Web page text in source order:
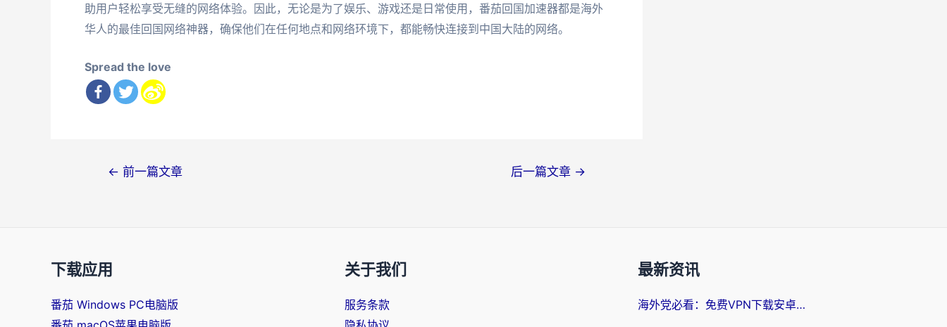
助用户轻松享受无缝的网络体验。因此，无论是为了娱乐、游戏还是日常使用，番茄回国加速器都是海外
华人的最佳回国网络神器，确保他们在任何地点和网络环境下，都能畅快连接到中国大陆的网络。
Spread the love
← 前一篇文章 后一篇文章 →
下载应用
番茄 Windows PC电脑版
关于我们
服务条款
最新资讯
海外党必看：免费VPN下载安卓+3步选对国外到国内加速器，无缝刷国内资源